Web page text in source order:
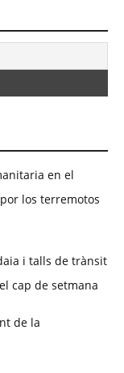
en el
los terremotos
i talls de trànsit
cap de setmana
de la